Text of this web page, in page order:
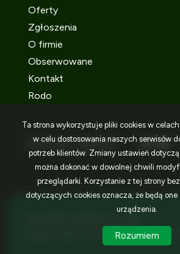
Oferty
Zgłoszenia
O firmie
Obserwowane
Kontakt
Rodo
SOCIAL MEDIA
Program dla biur nieruchomościGalactica
Ta strona wykorzystuje pliki cookies w
w celu dostosowania naszych serwisów
potrzeb klientów. Zmiany ustawień
można dokonać w dowolnej chwili
przeglądarki. Korzystanie z tej strony
dotyczących cookies oznacza, że będą one
urządzenia.
Rozumiem